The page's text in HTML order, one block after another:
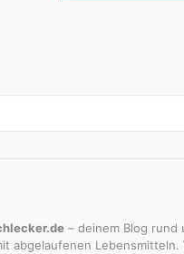
– deinem Blog rund
abgelaufenen Lebensmitteln.